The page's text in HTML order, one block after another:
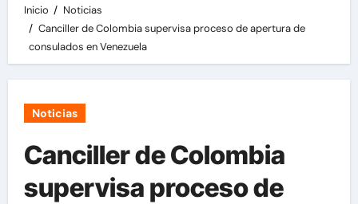
Inicio
Noticias
Canciller de Colombia supervisa proceso de apertura de
consulados en Venezuela
Noticias
Canciller de Colombia
supervisa proceso de